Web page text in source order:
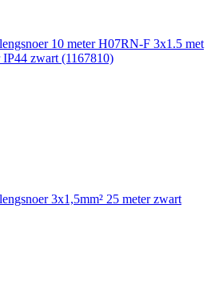
10 meter H07RN-F 3x1.5 met
IP44 zwart (1167810)
3x1,5mm² 25 meter zwart